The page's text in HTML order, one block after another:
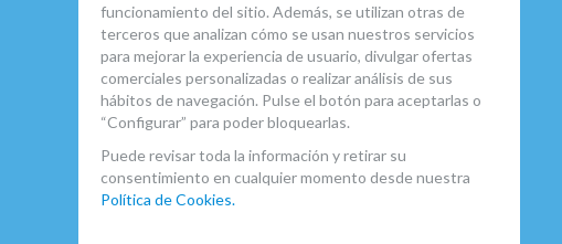
funcionamiento del sitio. Además, se utilizan otras de
terceros que analizan cómo se usan nuestros servicios
para mejorar la experiencia de usuario, divulgar ofertas
comerciales personalizadas o realizar análisis de sus
hábitos de navegación. Pulse el botón para aceptarlas o
“Configurar” para poder bloquearlas.
Puede revisar toda la información y retirar su
consentimiento en cualquier momento desde nuestra
Política de Cookies.